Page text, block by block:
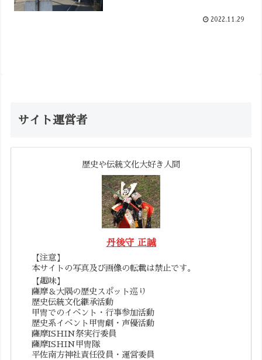
2022.11.29
サイト運営者
歴史や伝統文化大好き人間
丹後守 正誠
【注意】
本サイトの写真及び画像の転載は禁止です。
【趣味】
薩摩＆大隅の歴史スポット巡り
歴史伝統文化継承活動
甲冑でのイベント・行事参加活動
歴史系イベント甲冑劇・声優活動
薩摩ISHIN祭実行委員
薩摩ISHIN甲冑隊
平佐南方神社責任役員・運営委員